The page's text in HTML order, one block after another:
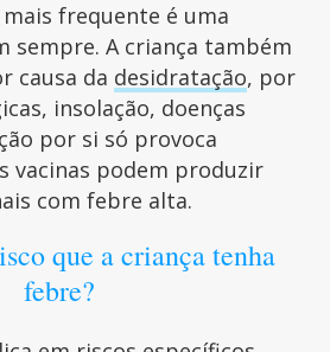
mais frequente é uma
sempre. A criança também
causa da desidratação, por
insolação, doenças
por si só provoca
vacinas podem produzir
com febre alta.
que a criança tenha
febre?